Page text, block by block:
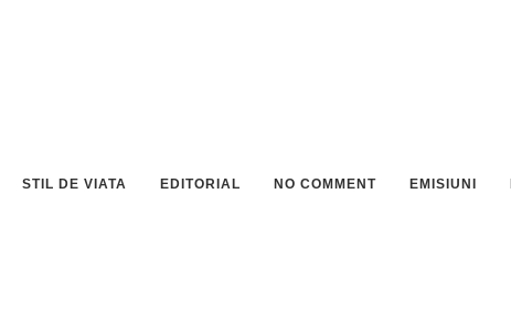
STIL DE VIATA EDITORIAL NO COMMENT EMISIUNI